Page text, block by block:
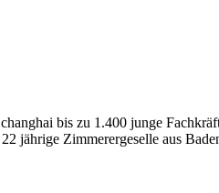
bis zu 1.400 junge
jährige Zimmerergeselle aus